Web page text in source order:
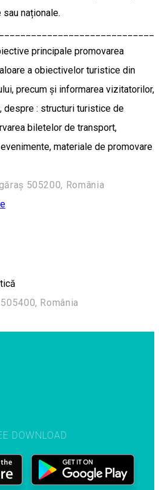
naționale.
principale promovarea
a obiectivelor turistice din
precum și informarea vizitatorilor,
despre : structuri turistice de
biletelor de transport,
materiale de promovare
505200, România
România
DOWNLOAD